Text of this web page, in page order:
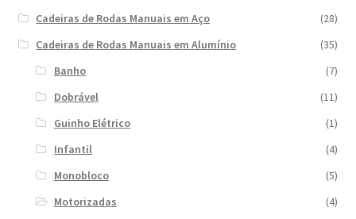
Cadeiras de Rodas Manuais em Aço
(28)
Cadeiras de Rodas Manuais em Alumínio
(35)
Banho
(7)
Dobrável
(11)
Guinho Elétrico
(1)
Infantil
(4)
Monobloco
(5)
Motorizadas
(4)